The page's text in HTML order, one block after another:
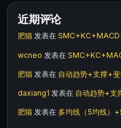
近期评论
肥猫 发表在
wcneo 发表在
肥猫 发表在 自动趋势+支撑+
daxiang1 发表在 自动趋势+支
肥猫 发表在 多均线（5均线）